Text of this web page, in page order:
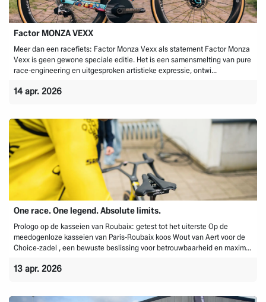
Factor MONZA VEXX
Meer dan een racefiets: Factor Monza Vexx als statement Factor Monza
Vexx is geen gewone speciale editie. Het is een samensmelting van pure
race‑engineering en uitgesproken artistieke expressie, ontwi...
14 apr. 2026
One race. One legend. Absolute limits.
Prologo op de kasseien van Roubaix: getest tot het uiterste Op de
meedogenloze kasseien van Paris‑Roubaix koos Wout van Aert voor de
Choice‑zadel , een bewuste beslissing voor betrouwbaarheid en maxim...
13 apr. 2026